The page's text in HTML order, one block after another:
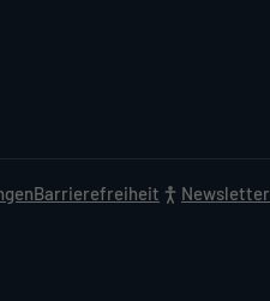
Barrierefreiheit Newsletter